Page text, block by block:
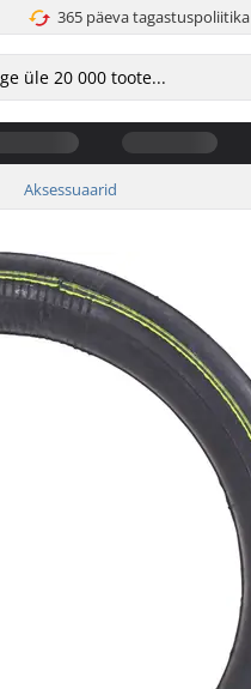
365 päeva tagastuspoliitika
Aksessuaarid